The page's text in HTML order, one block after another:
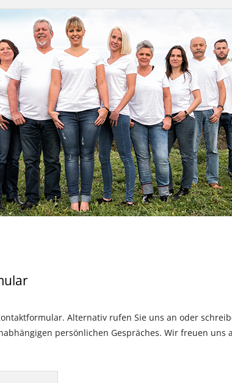
Alternativ rufen Sie uns an oder
persönlichen Gespräches. Wir freuen uns